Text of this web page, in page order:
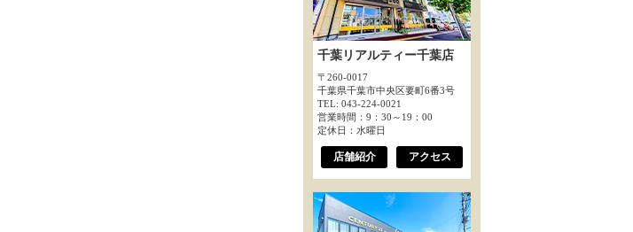
千葉リアルティー千葉店
〒260-0017
千葉県千葉市中央区要町6番3号
TEL: 043-224-0021
営業時間：9：30～19：00
定休日：水曜日
店舗紹介 アクセス